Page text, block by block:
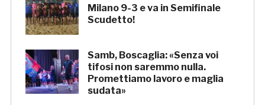
Milano 9-3 e va in Semifinale
Scudetto!
Samb, Boscaglia: «Senza voi
tifosi non saremmo nulla.
Promettiamo lavoro e maglia
sudata»